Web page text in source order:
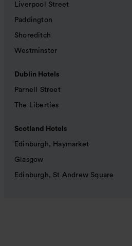
Liverpool Street
Paddington
Shoreditch
Westminster
Dublin Hotels
Parnell Street
The Liberties
Scotland Hotels
Edinburgh, Haymarket
Glasgow
Edinburgh, St Andrew Square